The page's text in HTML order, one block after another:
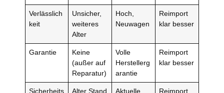
Verlässlich
keit
Unsicher,
weiteres
Alter
Hoch,
Neuwagen
Reimport
klar besser
Garantie
Keine
(außer auf
Reparatur)
Volle
Herstellerg
arantie
Reimport
klar besser
Sicherheits Alter Stand Aktuelle Reimport